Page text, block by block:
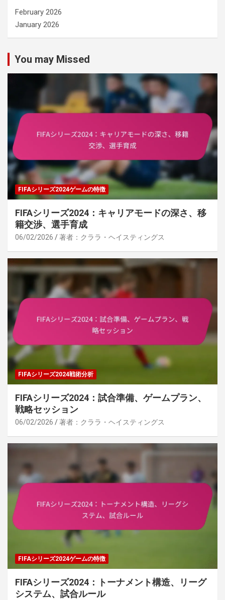
February 2026
January 2026
You may Missed
FIFAシリーズ2024ゲームの特徴
FIFAシリーズ2024：キャリアモードの深さ、移
籍交渉、選手育成
06/02/2026 著者：クララ・ヘイスティングス
FIFAシリーズ2024戦術分析
FIFAシリーズ2024：試合準備、ゲームプラン、
戦略セッション
06/02/2026 著者：クララ・ヘイスティングス
FIFAシリーズ2024ゲームの特徴
FIFAシリーズ2024：トーナメント構造、リーグ
システム、試合ルール